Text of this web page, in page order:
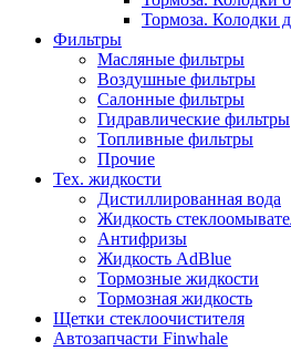
Тормоза. Колодки
Фильтры
Масляные фильтры
Воздушные фильтры
Салонные фильтры
Гидравлические фильтры
Топливные фильтры
Прочие
Тех. жидкости
Дистиллированная вода
Жидкость
Антифризы
Жидкость AdBlue
Тормозные жидкости
Тормозная жидкость
Щетки стеклоочистителя
Автозапчасти Finwhale